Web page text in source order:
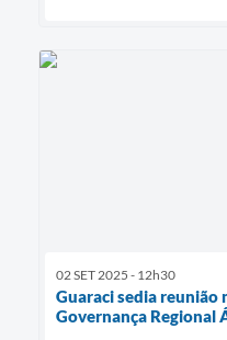
02 SET 2025 - 12h30
​Guaraci sedia reunião
Governança Regional